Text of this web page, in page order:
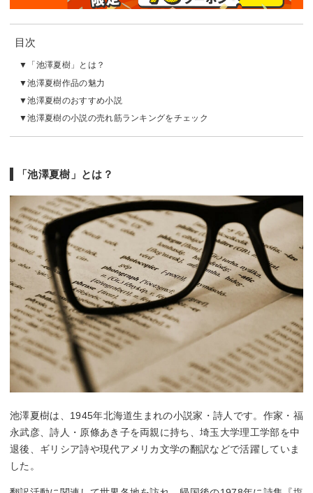
目次
「池澤夏樹」とは？
池澤夏樹作品の魅力
池澤夏樹のおすすめ小説
池澤夏樹の小説の売れ筋ランキングをチェック
「池澤夏樹」とは？
池澤夏樹は、1945年北海道生まれの小説家・詩人です。作家・福
永武彦、詩人・原條あき子を両親に持ち、埼玉大学理工学部を中
退後、ギリシア詩や現代アメリカ文学の翻訳などで活躍していま
した。